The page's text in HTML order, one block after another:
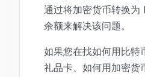
通过将加密货币转换
余额来解决该问题。
如果您在找如何用比
礼品卡、如何用加密货